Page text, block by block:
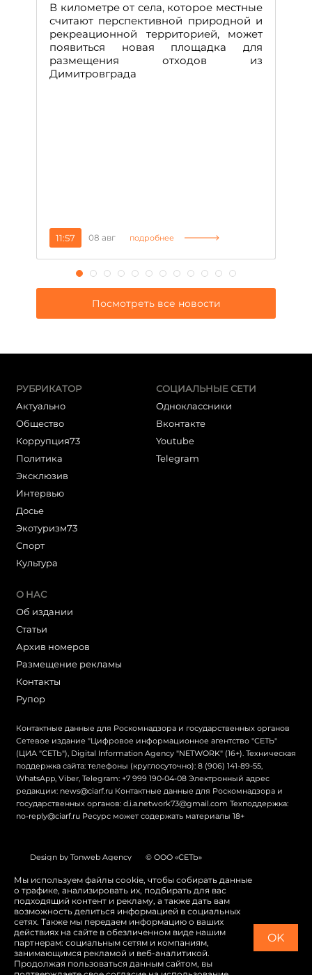
В километре от села, которое местные
считают перспективной природной и
рекреационной территорией, может
появиться новая площадка для
размещения отходов из
Димитровграда
11:57 08 авг подробнее
Посмотреть все новости
РУБРИКАТОР
Актуально
Общество
Коррупция73
Политика
Эксклюзив
Интервью
Досье
Экотуризм73
Cпорт
Культура
СОЦИАЛЬНЫЕ СЕТИ
Одноклассники
Вконтакте
Youtube
Telegram
О НАС
Об издании
Статьи
Архив номеров
Размещение рекламы
Контакты
Рупор
Контактные данные для Роскомнадзора и государственных органов
Сетевое издание "Цифровое информационное агентство "СЕТЬ"
(ЦИА "СЕТЬ"), Digital Information Agency "NETWORK" (16+). Техническая
поддержка сайта: телефоны (круглосуточно): 8 (906) 141-89-55,
WhatsApp, Viber, Telegram: +7 999 190-04-08 Электронный адрес
редакции: news@ciarf.ru Контактные данные для Роскомнадзора и
государственных органов: d.i.a.network73@gmail.com Техподдержка:
no-reply@ciarf.ru Ресурс может содержать материалы 18+
Design by Tonweb Agency © ООО «СЕТЬ»
Политика конфиденциальности Карта сайта
Switch to English
Мы используем файлы cookie, чтобы собирать данные
о трафике, анализировать их, подбирать для вас
подходящий контент и рекламу, а также дать вам
возможность делиться информацией в социальных
сетях. Также мы передаем информацию о ваших
действиях на сайте в обезличенном виде нашим
партнерам: социальным сетям и компаниям,
занимающимся рекламой и веб-аналитикой.
Продолжая пользоваться данным сайтом, вы
OK